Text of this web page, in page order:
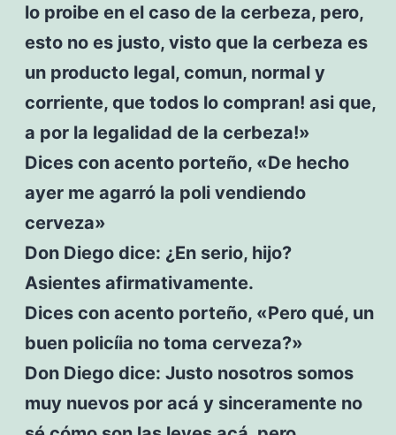
lo proibe en el caso de la cerbeza, pero,
esto no es justo, visto que la cerbeza es
un producto legal, comun, normal y
corriente, que todos lo compran! asi que,
a por la legalidad de la cerbeza!»
Dices con acento porteño, «De hecho
ayer me agarró la poli vendiendo
cerveza»
Don Diego dice: ¿En serio, hijo?
Asientes afirmativamente.
Dices con acento porteño, «Pero qué, un
buen policíia no toma cerveza?»
Don Diego dice: Justo nosotros somos
muy nuevos por acá y sinceramente no